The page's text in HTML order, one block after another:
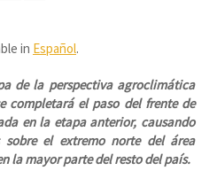
in Español.
de la perspectiva agroclimática
completará el paso del frente de
en la etapa anterior, causando
sobre el extremo norte del área
la mayor parte del resto del país.